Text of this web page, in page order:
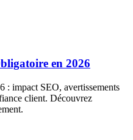
en 2026
: impact SEO, avertissements
client. Découvrez